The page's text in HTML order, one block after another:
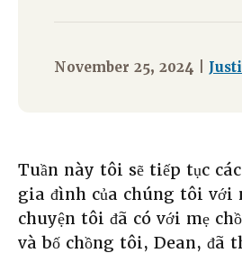
November 25, 2024 |
Tuần này tôi sẽ tiếp tục
gia đình của chúng tôi với
chuyện tôi đã có với mẹ
và bố chồng tôi, Dean, đã